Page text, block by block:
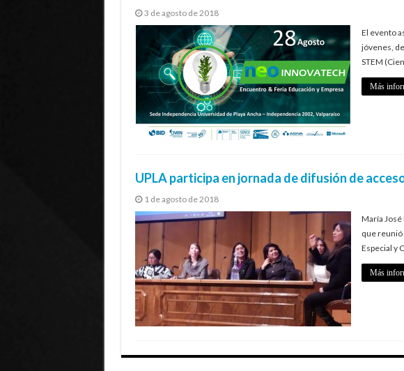
3 de agosto de 2018
El evento
jóvenes,
STEM
Más
UPLA participa en jornada de difusión de
1 de agosto de 2018
María José
que
Especial y
Más